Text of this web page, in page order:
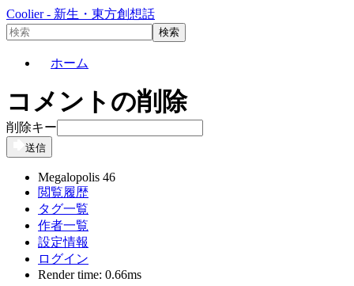
Coolier - 新生・東方創想話
ホーム
コメントの削除
削除キー
送信
Megalopolis 46
閲覧履歴
タグ一覧
作者一覧
設定情報
ログイン
Render time: 0.66ms